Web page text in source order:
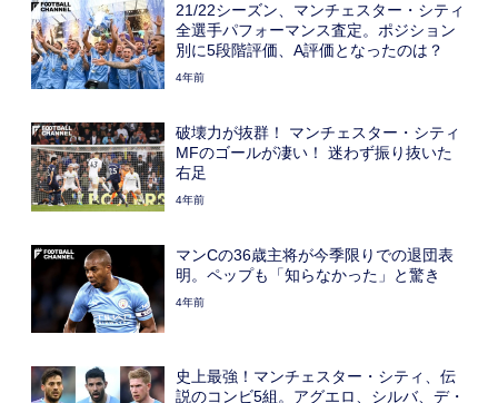
21/22シーズン、マンチェスター・シティ
全選手パフォーマンス査定。ポジション
別に5段階評価、A評価となったのは？
4年前
破壊力が抜群！ マンチェスター・シティ
MFのゴールが凄い！ 迷わず振り抜いた
右足
4年前
マンCの36歳主将が今季限りでの退団表
明。ペップも「知らなかった」と驚き
4年前
史上最強！マンチェスター・シティ、伝
説のコンビ5組。アグエロ、シルバ、デ・